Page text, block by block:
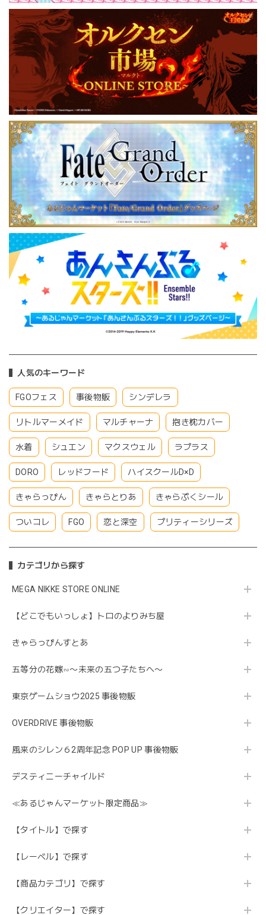
人気のキーワード
FGOフェス 事後物販 シンデレラ
リトルマーメイド マルチャーナ 抱き枕カバー
水着 シュエン マクスウェル ラプラス
DORO レッドフード ハイスクールD×D
きゃらっぴん きゃらとりあ きゃらぷくシール
ついコレ FGO 恋と深空 プリティーシリーズ
カテゴリから探す
MEGA NIKKE STORE ONLINE
【どこでもいっしょ】トロのよりみち屋
きゃらっぴんすとあ
五等分の花嫁∽〜未来の五つ子たちへ〜
東京ゲームショウ2025 事後物販
OVERDRIVE 事後物販
風来のシレン６2周年記念 POP UP 事後物販
デスティニーチャイルド
≪あるじゃんマーケット限定商品≫
【タイトル】で探す
【レーベル】で探す
【商品カテゴリ】で探す
【クリエイター】で探す